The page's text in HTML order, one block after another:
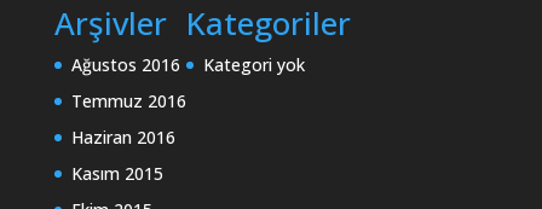
Arşivler
Ağustos 2016
Temmuz 2016
Haziran 2016
Kasım 2015
Kategoriler
Kategori yok